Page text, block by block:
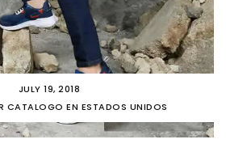
JULY 19, 2018
CATALOGO EN ESTADOS UNIDOS